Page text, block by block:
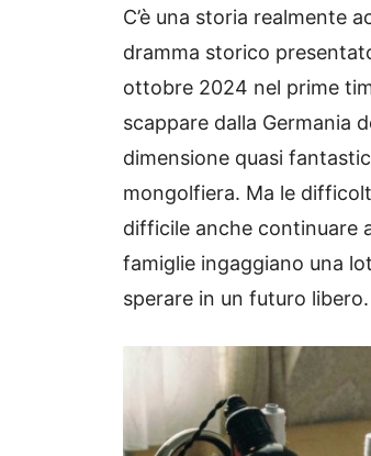
C’è una storia realmente
dramma storico
ottobre 2024 nel prime
scappare dalla Germania
dimensione quasi
mongolfiera. Ma le
difficile anche continuare
famiglie ingaggiano una
sperare in un futuro libero.